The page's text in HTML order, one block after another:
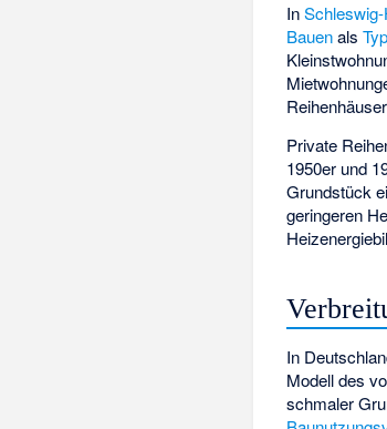
In
Bauenals
Private
1950er und
Grundstück
geringeren
In
Modell des
schmaler